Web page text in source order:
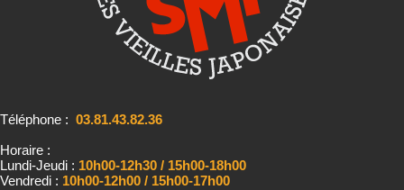
Téléphone : 03.81.43.82.36
Horaire :
Lundi-Jeudi : 10h00-12h30 / 15h00-18h00
Vendredi : 10h00-12h00 / 15h00-17h00